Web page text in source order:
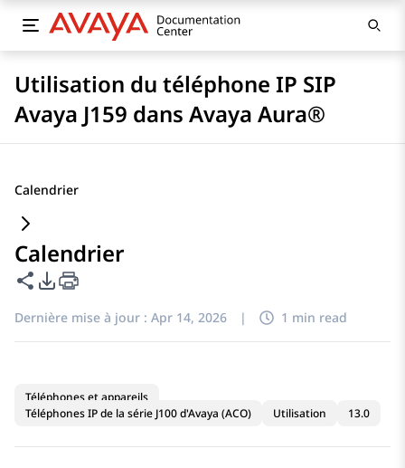
Utilisation du téléphone IP SIP
Avaya J159 dans Avaya Aura®
Calendrier
Calendrier
Partager cette page
Options d'exportation PDF
Dernière mise à jour : Apr 14, 2026 | 1 min read
Téléphones et appareils
Téléphones IP de la série J100 d'Avaya (ACO)
Utilisation 13.0